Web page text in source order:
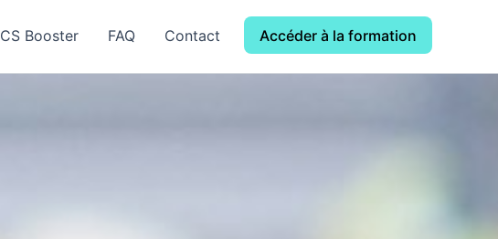
CS Booster FAQ Contact Accéder à la formation